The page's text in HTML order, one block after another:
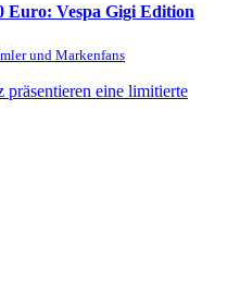
Euro: Vespa Gigi Edition
und Markenfans
präsentieren eine limitierte